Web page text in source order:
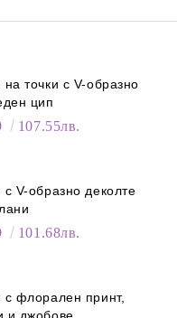
точки с V-образно
цип
107.55лв.
V-образно деколте
101.68лв.
с флорален принт,
и джобове